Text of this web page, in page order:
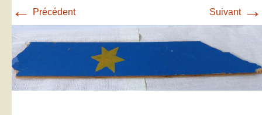
← Précédent Suivant →